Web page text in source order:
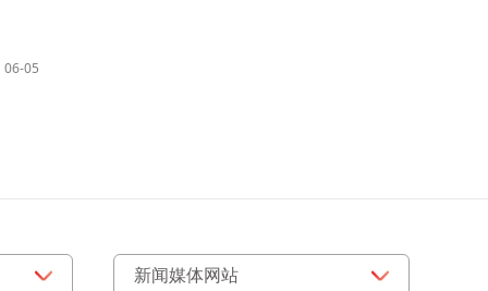
06-05